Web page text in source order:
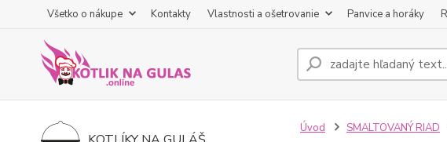
Všetko o nákupe Kontakty Vlastnosti a ošetrovanie Panvice a horáky
Úvod SMALTOVANÝ RIAD